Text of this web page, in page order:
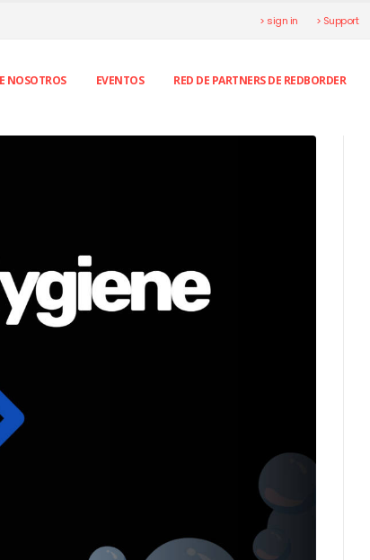
> sign in > Support
NOSOTROS EVENTOS RED DE PARTNERS DE REDBORDER